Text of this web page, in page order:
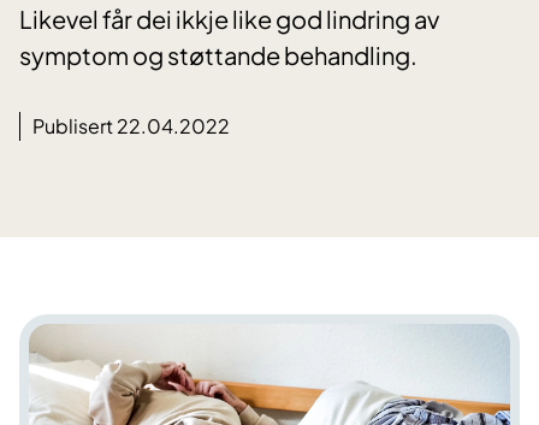
Likevel får dei ikkje like god lindring av
symptom og støttande behandling.
Publisert 22.04.2022